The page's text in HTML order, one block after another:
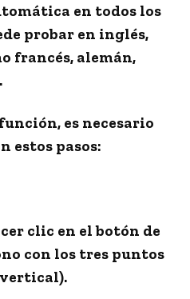
en todos los
probar en inglés,
francés, alemán,
.
es necesario
estos pasos:
clic en el botón de
con los tres puntos